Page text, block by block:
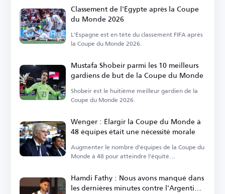
Classement de l'Égypte après la Coupe
du Monde 2026
L'Espagne est en tête du classement FIFA après
la Coupe du Monde 2026.
Mustafa Shobeir parmi les 10 meilleurs
gardiens de but de la Coupe du Monde
Shobeir est le huitième meilleur gardien de la
Coupe du Monde 2026.
Wenger : Élargir la Coupe du Monde à
48 équipes était une nécessité morale
Augmenter le nombre d'équipes de la Coupe du
Monde à 48 pour atteindre l'équité
Hamdi Fathy : Nous avons manqué dans
les dernières minutes contre l'Argentine,